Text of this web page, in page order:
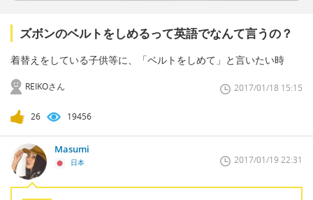
ズボンのベルトをしめるって英語でなんて言うの？
着替えをしている子供等に、「ベルトをしめて」と言いたい時
REIKOさん 2017/01/18 15:15
26 19456
Masumi
日本 2017/01/19 22:31